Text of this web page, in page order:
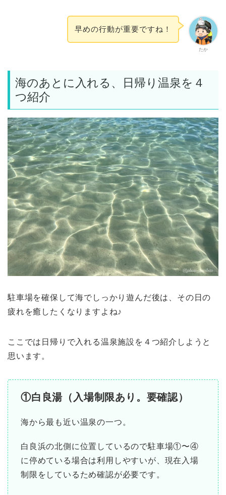
たか
早めの行動が重要ですね！
海のあとに入れる、日帰り温泉を４
つ紹介
駐車場を確保して海でしっかり遊んだ後は、その日の
疲れを癒したくなりますよね♪
ここでは日帰りで入れる温泉施設を４つ紹介しようと
思います。
①白良湯（入場制限あり。要確認）
海から最も近い温泉の一つ。
白良浜の北側に位置しているので駐車場①〜④
に停めている場合は利用しやすいが、現在入場
制限をしているため確認が必要です。